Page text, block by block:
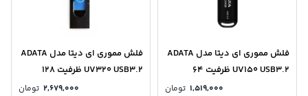
فلش مموری ای دیتا مدل ADATA
UV150 USB3.2 ظرفیت 64
1,519,000 تومان
فلش مموری ای دیتا مدل ADATA
UV320 USB3.2 ظرفیت 128
2,679,000 تومان